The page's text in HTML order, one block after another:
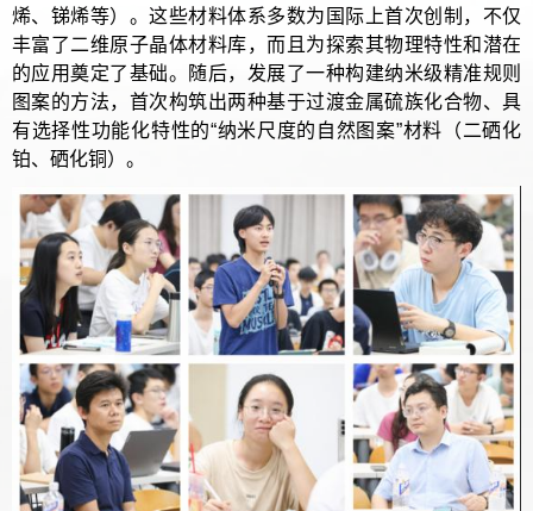
烯、锑烯等）。这些材料体系多数为国际上首次创制，不仅
丰富了二维原子晶体材料库，而且为探索其物理特性和潜在
的应用奠定了基础。随后，发展了一种构建纳米级精准规则
图案的方法，首次构筑出两种基于过渡金属硫族化合物、具
有选择性功能化特性的“纳米尺度的自然图案”材料（二硒化
铂、硒化铜）。